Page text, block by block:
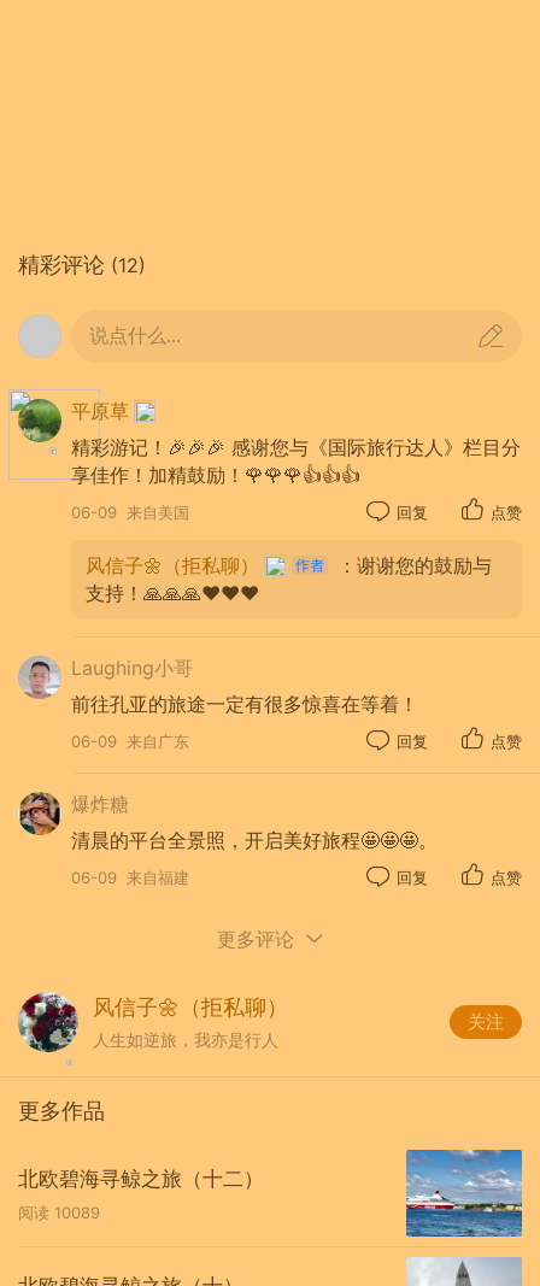
10:00点正，到达苏丹罕古驿站，这座
矩形城堡式建筑，采用了牢固的石结
构。苏丹罕古驿站，始建于公元1229
年，是现存土耳其古驿站中最宏伟的一
座。这里自古是安塔尼亚地区商旅必经
精彩评论 (12)
说点什么...
平原草
精彩游记！🎉🎉🎉 感谢您与《国际旅行达人》栏目分
享佳作！加精鼓励！🌹🌹🌹👍👍👍
06-09 来自美国 回复 点赞
风信子🌼（拒私聊）
：谢谢您的鼓励与
支持！🙏🙏🙏❤️❤️❤️
Laughing小哥
前往孔亚的旅途一定有很多惊喜在等着！
06-09 来自广东 回复 点赞
爆炸糖
清晨的平台全景照，开启美好旅程🤩🤩🤩。
06-09 来自福建 回复 点赞
更多评论
风信子🌼（拒私聊）
人生如逆旅，我亦是行人
关注
更多作品
北欧碧海寻鲸之旅（十二）
阅读 10089